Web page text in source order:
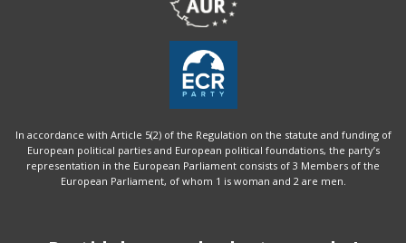
In accordance with Article 5(2) of the Regulation on the statute and funding of
European political parties and European political foundations, the party’s
representation in the European Parliament consists of 3 Members of the
European Parliament, of whom 1 is woman and 2 are men.